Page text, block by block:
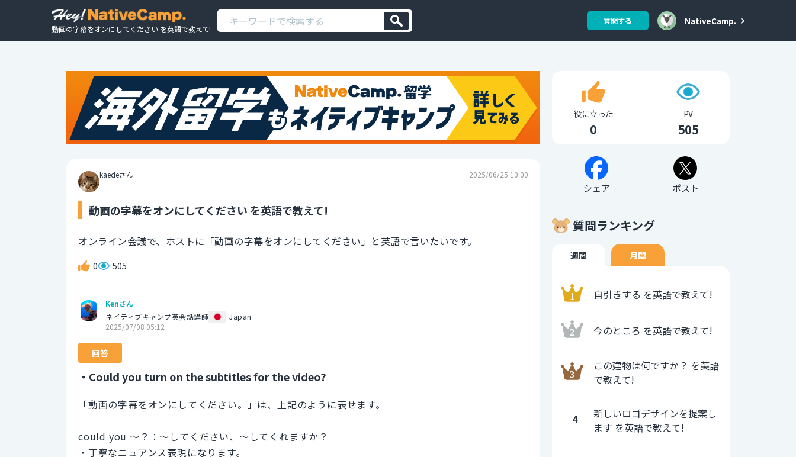
動画の字幕をオンにしてください を英語で教えて!
質問する NativeCamp.
kaedeさん 2025/06/25 10:00
動画の字幕をオンにしてください を英語で教えて!
オンライン会議で、ホストに「動画の字幕をオンにしてください」と英語で言いたいです。
0 505
Kenさん
ネイティブキャンプ英会話講師
Japan
2025/07/08 05:12
回答
・Could you turn on the subtitles for the video?
「動画の字幕をオンにしてください。」は、上記のように表せます。
could you ～？：～してください、～してくれますか？
・丁寧なニュアンス表現になります。
役に立った
0
PV
505
シェア ポスト
質問ランキング
週間 月間
自引きする を英語で教えて!
今のところ を英語で教えて!
この建物は何ですか？ を英語
で教えて!
4
新しいロゴデザインを提案し
ます を英語で教えて!